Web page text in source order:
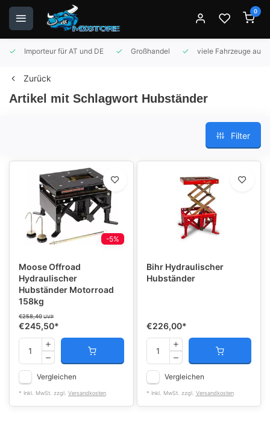
0
Importeur für AT und DE Großhandel viele Fahrzeuge auf
Zurück
Artikel mit Schlagwort Hubständer
Filter
-5%
Moose Offroad
Hydraulischer
Hubständer Motorroad
158kg
€258,40 UVP
€245,50*
Vergleichen
* Inkl. MwSt. zzgl. Versandkosten
Bihr Hydraulischer
Hubständer
€226,00*
Vergleichen
* Inkl. MwSt. zzgl. Versandkosten